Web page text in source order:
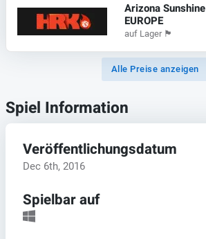
Arizona Sunshine
EUROPE
auf Lager 🏴
Alle Preise anzeigen
Spiel Information
Veröffentlichungsdatum
Dec 6th, 2016
Spielbar auf